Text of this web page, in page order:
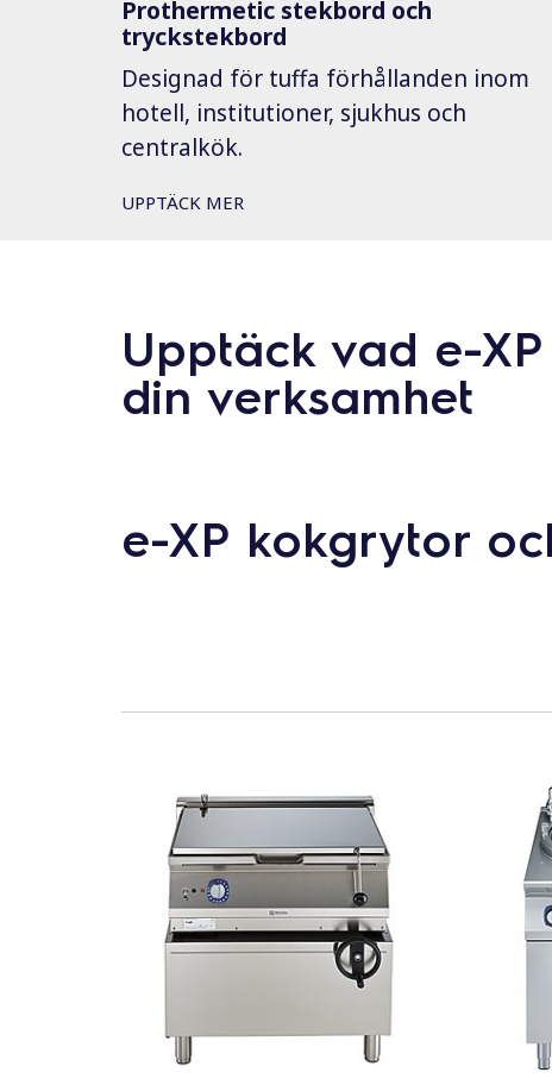
Prothermetic stekbord och
tryckstekbord
Designad för tuffa förhållanden inom
hotell, institutioner, sjukhus och
centralkök.
UPPTÄCK MER
Upptäck vad e-
din verksamhet
e-XP kokgrytor
Spisserie e-XP 700
Spisserie e-XP 900
7PRODUKTER ÅTERSTÄLL